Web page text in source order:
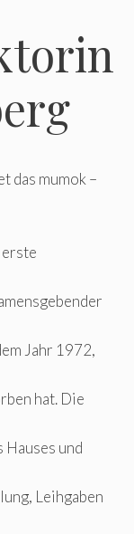
das mumok –
Jahr 1972,
hat. Die
Hauses und
Leihgaben